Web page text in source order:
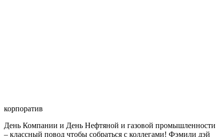
корпоратив
День Компании и День Нефтяной и газовой промышленности
– классный повод чтобы собраться с коллегами! Фэмили дэй